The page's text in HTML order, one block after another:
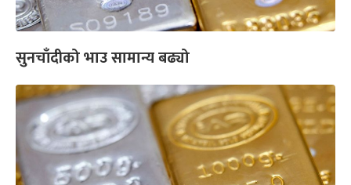
सुनचाँदीको भाउ सामान्य बढ्यो